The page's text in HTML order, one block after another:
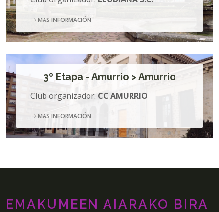
MAS INFORMACIÓN
3º Etapa - Amurrio > Amurrio
Club organizador: CC AMURRIO
MAS INFORMACIÓN
EMAKUMEEN AIARAKO BIRA